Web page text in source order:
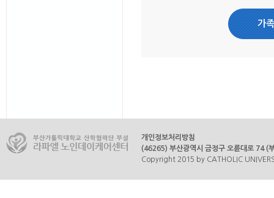
가
개인정보처리방침
(46265) 부산광역시 금정구 오륜대로 74
Copyright 2015 by CATHOLIC